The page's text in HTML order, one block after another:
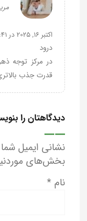
اکتبر 16, 2025 در 2:41 ب.ظ
درود
در مرکز توجه
قدرت جذب
دیدگاهتان را
نشانی ایمیل
بخش‌های
نام *